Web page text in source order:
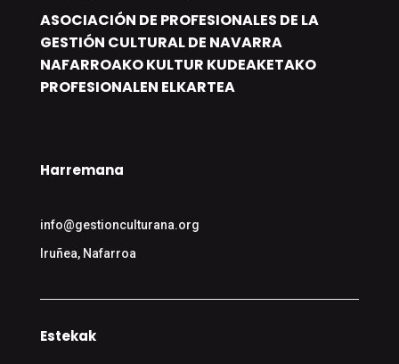
ASOCIACIÓN DE PROFESIONALES DE LA
GESTIÓN CULTURAL DE NAVARRA
NAFARROAKO KULTUR KUDEAKETAKO
PROFESIONALEN ELKARTEA
Harremana
info@gestionculturana.org
Iruñea, Nafarroa
Estekak